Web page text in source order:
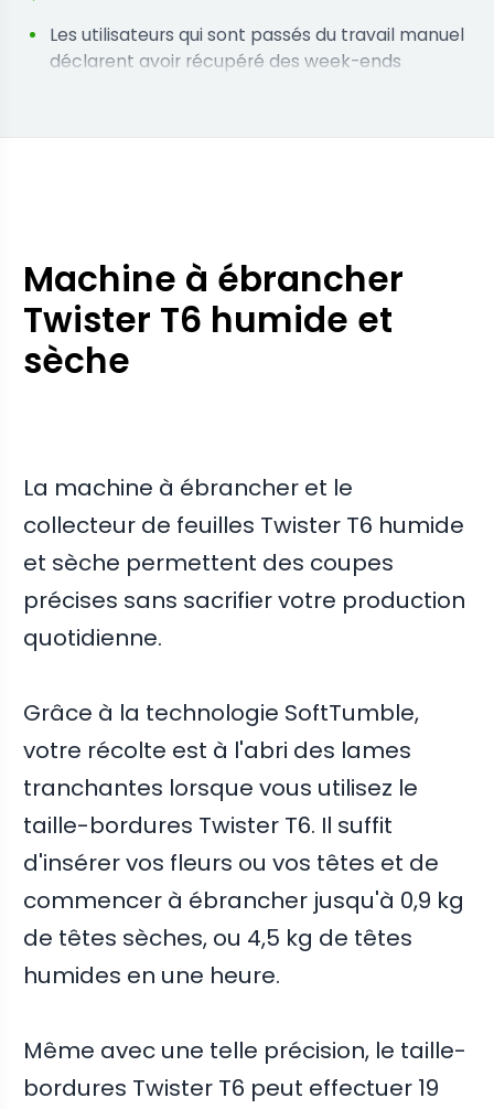
Les utilisateurs qui sont passés du travail manuel
déclarent avoir récupéré des week-ends
Les opérateurs qui ont adopté cette unité
Machine à ébrancher
Twister T6 humide et
sèche
La machine à ébrancher et le
collecteur de feuilles Twister T6 humide
et sèche permettent des coupes
précises sans sacrifier votre production
quotidienne.
Grâce à la technologie SoftTumble,
votre récolte est à l'abri des lames
tranchantes lorsque vous utilisez le
taille-bordures Twister T6. Il suffit
d'insérer vos fleurs ou vos têtes et de
commencer à ébrancher jusqu'à 0,9 kg
de têtes sèches, ou 4,5 kg de têtes
humides en une heure.
Même avec une telle précision, le taille-
bordures Twister T6 peut effectuer 19